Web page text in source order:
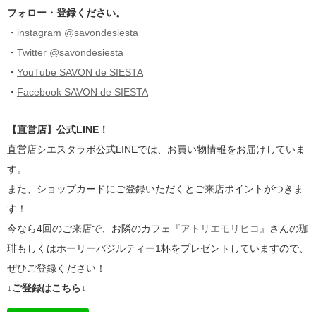
フォロー・登録ください。
・ instagram @savondesiesta
・ Twitter @savondesiesta
・ YouTube SAVON de SIESTA
・ Facebook SAVON de SIESTA
【直営店】公式LINE！
直営店シエスタラボ公式LINEでは、お買い物情報をお届けしていま
す。
また、ショップカードにご登録いただくとご来店ポイントがつきま
す！
今なら4回のご来店で、お隣のカフェ『アトリエモリヒコ 』さんの珈
琲もしくはホーリーバジルティー1杯をプレゼントしていますので、
ぜひご登録ください！
↓ご登録はこちら↓